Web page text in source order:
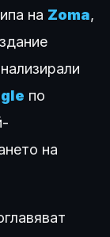
на Zoma,
по
на